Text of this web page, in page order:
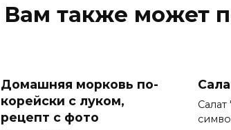
Вам также может
Домашняя морковь по-
корейски с луком,
рецепт с фото